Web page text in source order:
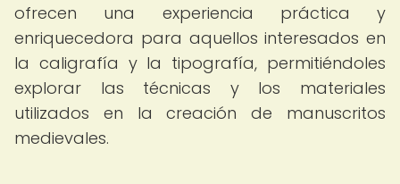
ofrecen una experiencia práctica y
enriquecedora para aquellos interesados en
la caligrafía y la tipografía, permitiéndoles
explorar las técnicas y los materiales
utilizados en la creación de manuscritos
medievales.